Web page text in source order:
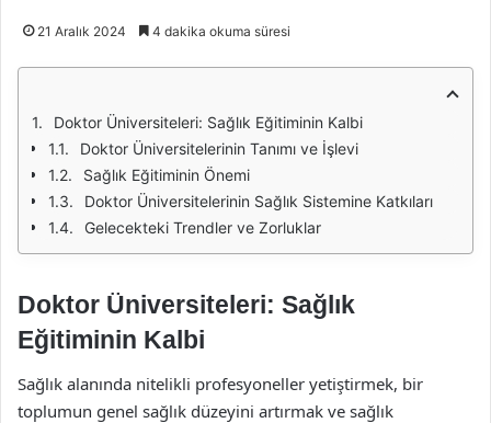
21 Aralık 2024 4 dakika okuma süresi
Doktor Üniversiteleri: Sağlık Eğitiminin Kalbi
Doktor Üniversitelerinin Tanımı ve İşlevi
Sağlık Eğitiminin Önemi
Doktor Üniversitelerinin Sağlık Sistemine Katkıları
Gelecekteki Trendler ve Zorluklar
Doktor Üniversiteleri: Sağlık
Eğitiminin Kalbi
Sağlık alanında nitelikli profesyoneller yetiştirmek, bir
toplumun genel sağlık düzeyini artırmak ve sağlık